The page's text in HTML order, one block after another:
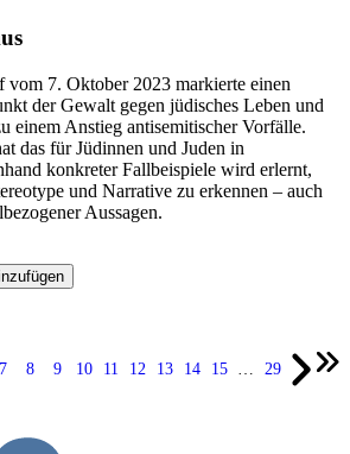
vom 7. Oktober 2023 markierte einen
der Gewalt gegen jüdisches Leben und
einem Anstieg antisemitischer Vorfälle.
das für Jüdinnen und Juden in
konkreter Fallbeispiele wird erlernt,
und Narrative zu erkennen – auch
Aussagen.
7 8 9 10 11 12 13 14 15 29